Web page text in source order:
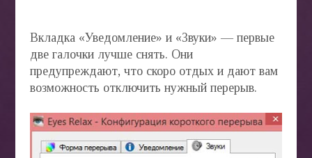
Вкладка «Уведомление» и «Звуки» — первые
две галочки лучше снять. Они
предупреждают, что скоро отдых и дают вам
возможность отключить нужный перерыв.